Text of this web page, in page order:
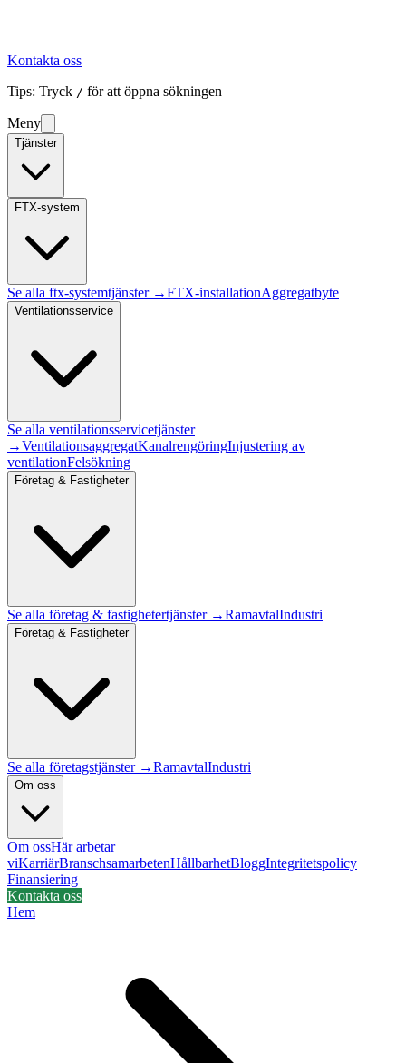
Kontakta oss
Tips: Tryck / för att öppna sökningen
Meny
Tjänster
FTX-system
Se alla ftx-systemtjänster →FTX-installationAggregatbyte
Ventilationsservice
Se alla ventilationsservicetjänster
→VentilationsaggregatKanalrengöringInjustering av
ventilationFelsökning
Företag & Fastigheter
Se alla företag & fastighetertjänster →RamavtalIndustri
Företag & Fastigheter
Se alla företagstjänster →RamavtalIndustri
Om oss
Om ossHär arbetar
viKarriärBranschsamarbetenHållbarhetBloggIntegritetspolicy
Finansiering
Kontakta oss
Hem